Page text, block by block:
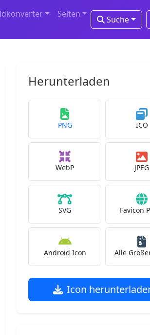
Seiten
Suche
Herunterladen
PNG ICO
WebP JPEG
SVG Favicon
Android Icon Alle
Icon